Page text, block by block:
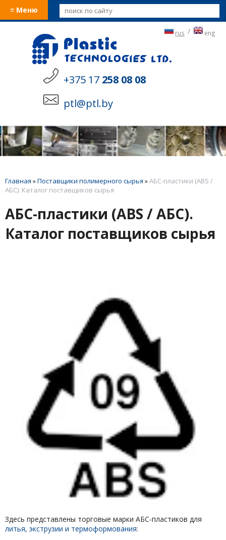
≡ Меню
rus / eng
+375 17 258 08 08
ptl@ptl.by
Главная »Поставщики полимерного сырья »АБС-пластики (ABS /
АБС). Каталог поставщиков сырья
АБС-пластики (ABS / АБС).
Каталог поставщиков сырья
Здесь представлены торговые марки АБС-пластиков для
литья, экструзии и термоформования: